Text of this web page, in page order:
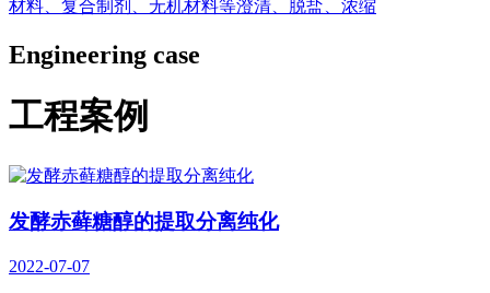
材料、复合制剂、无机材料等澄清、脱盐、浓缩
Engineering case
工程案例
发酵赤藓糖醇的提取分离纯化
2022-07-07